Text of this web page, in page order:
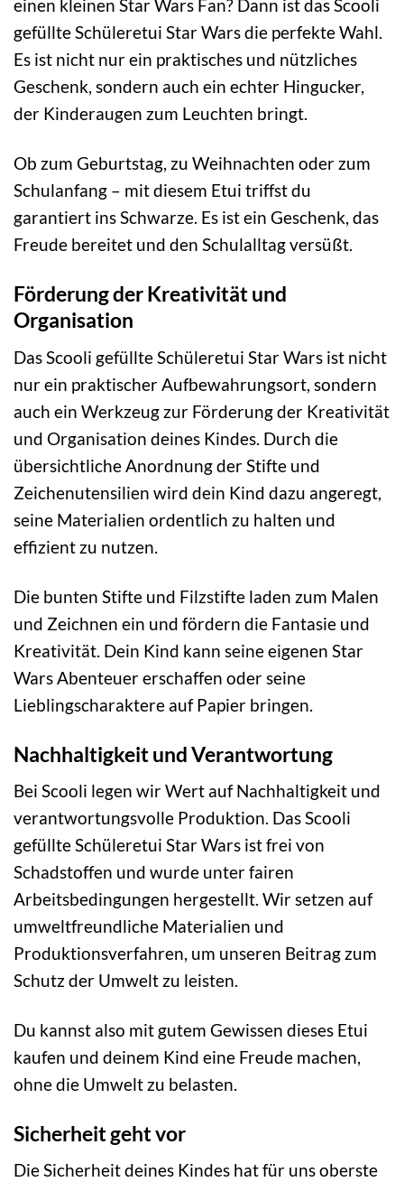
einen kleinen Star Wars Fan? Dann ist das Scooli
gefüllte Schüleretui Star Wars die perfekte Wahl.
Es ist nicht nur ein praktisches und nützliches
Geschenk, sondern auch ein echter Hingucker,
der Kinderaugen zum Leuchten bringt.
Ob zum Geburtstag, zu Weihnachten oder zum
Schulanfang – mit diesem Etui triffst du
garantiert ins Schwarze. Es ist ein Geschenk, das
Freude bereitet und den Schulalltag versüßt.
Förderung der Kreativität und
Organisation
Das Scooli gefüllte Schüleretui Star Wars ist nicht
nur ein praktischer Aufbewahrungsort, sondern
auch ein Werkzeug zur Förderung der Kreativität
und Organisation deines Kindes. Durch die
übersichtliche Anordnung der Stifte und
Zeichenutensilien wird dein Kind dazu angeregt,
seine Materialien ordentlich zu halten und
effizient zu nutzen.
Die bunten Stifte und Filzstifte laden zum Malen
und Zeichnen ein und fördern die Fantasie und
Kreativität. Dein Kind kann seine eigenen Star
Wars Abenteuer erschaffen oder seine
Lieblingscharaktere auf Papier bringen.
Nachhaltigkeit und Verantwortung
Bei Scooli legen wir Wert auf Nachhaltigkeit und
verantwortungsvolle Produktion. Das Scooli
gefüllte Schüleretui Star Wars ist frei von
Schadstoffen und wurde unter fairen
Arbeitsbedingungen hergestellt. Wir setzen auf
umweltfreundliche Materialien und
Produktionsverfahren, um unseren Beitrag zum
Schutz der Umwelt zu leisten.
Du kannst also mit gutem Gewissen dieses Etui
kaufen und deinem Kind eine Freude machen,
ohne die Umwelt zu belasten.
Sicherheit geht vor
Die Sicherheit deines Kindes hat für uns oberste